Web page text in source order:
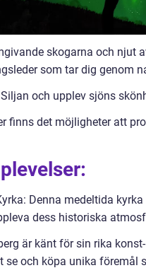
skogarna och njut
som tar dig genom
och upplev sjöns
finns det möjligheter att
Denna medeltida
dess historiska
är känt för sin rika
och köpa unika föremål